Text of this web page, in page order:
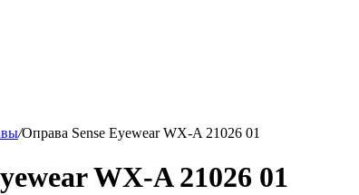
/Оправа Sense Eyewear WX-A 21026 01
WX-A 21026 01